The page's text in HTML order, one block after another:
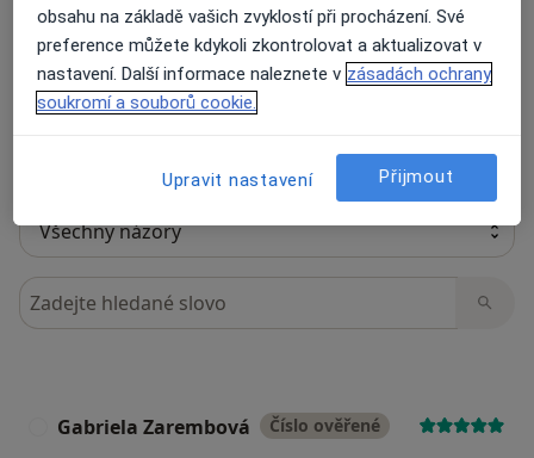
Recenze pacientů jsou pro nás důležité.
Specialisté nemají možnost zaplatit za
odstranění nebo změnu recenze pacienta.
Další informace.Další informace o názorech
Hledejte v názorech
Gabriela Zarembová Číslo ověřené
obsahu na základě vašich zvyklostí při procházení. Své
preference můžete kdykoli zkontrolovat a aktualizovat v
nastavení. Další informace naleznete v zásadách ochrany
soukromí a souborů cookie.
Upravit nastavení Přijmout